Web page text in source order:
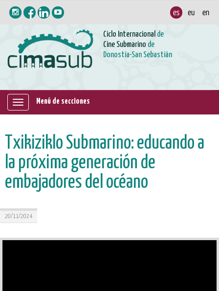
Ciclo Internacional de
Cine Submarino de
Donostia-San Sebastián
Mostrar/ocultar
Menú de secciones
Txikiziklo Submarino: educando a
la próxima generación de
embajadores del océano
20/11/2024